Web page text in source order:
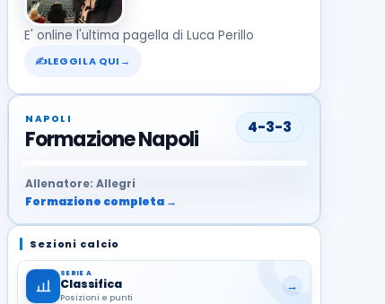
E' online l'ultima pagella di Luca Perillo
✍LEGGILA QUI →
NAPOLI
Formazione Napoli 4-3-3
Allenatore: Allegri
Formazione completa →
Sezioni calcio
SERIE A
Classifica
Posizioni e punti
→